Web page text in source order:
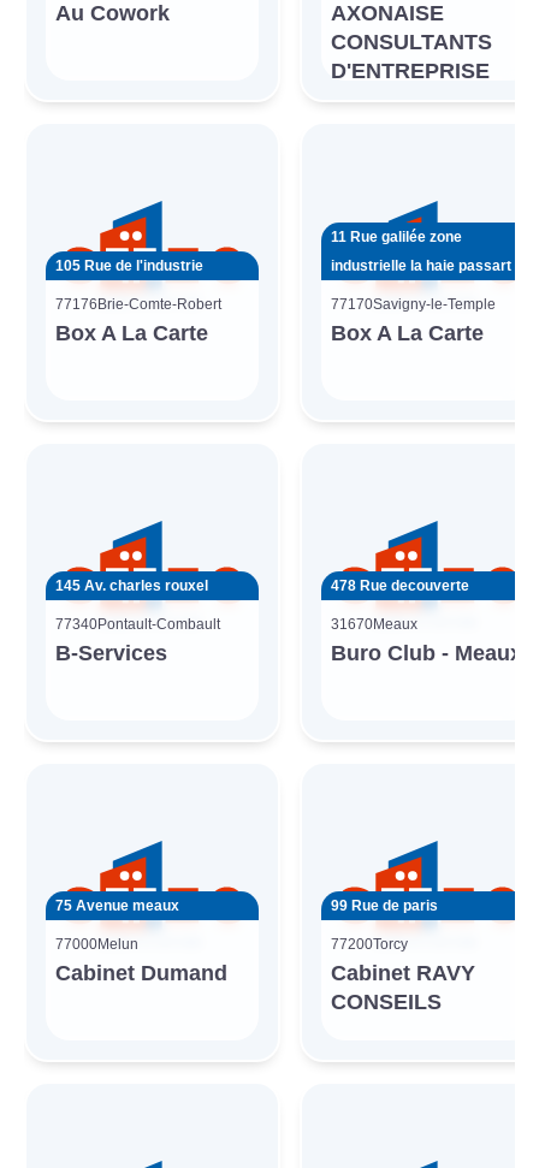
Au Cowork
AXONAISE
CONSULTANTS
D'ENTREPRISE
105 Rue de l'industrie
77176 Brie-Comte-Robert
Box A La Carte
11 Rue galilée zone
industrielle la haie passart
77170Savigny-le-Temple
Box A La Carte
145 Av. charles rouxel
77340Pontault-Combault
B-Services
478 Rue decouverte
31670Meaux
Buro Club - Meaux
75 Avenue meaux
77000Melun
Cabinet Dumand
99 Rue de paris
77200Torcy
Cabinet RAVY
CONSEILS